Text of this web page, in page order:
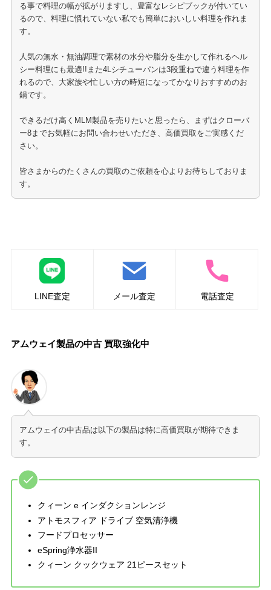
る事で料理の幅が拡がりますし、豊富なレシピブックが付いてい
るので、料理に慣れていない私でも簡単においしい料理を作れま
す。
人気の無水・無油調理で素材の水分や脂分を生かして作れるヘル
シー料理にも最適!!また4Lシチューパンは3段重ねで違う料理を作
れるので、大家族や忙しい方の時短になってかなりおすすめのお
鍋です。
できるだけ高くMLM製品を売りたいと思ったら、まずはクローバ
ー8までお気軽にお問い合わせいただき、高価買取をご実感くだ
さい。
皆さまからのたくさんの買取のご依頼を心よりお待ちしておりま
す。
LINE査定 メール査定 電話査定
アムウェイ製品の中古 買取強化中
アムウェイの中古品は以下の製品は特に高価買取が期待できま
す。
クィーン e インダクションレンジ
アトモスフィア ドライブ 空気清浄機
フードプロセッサー
eSpring浄水器II
クィーン クックウェア 21ピースセット